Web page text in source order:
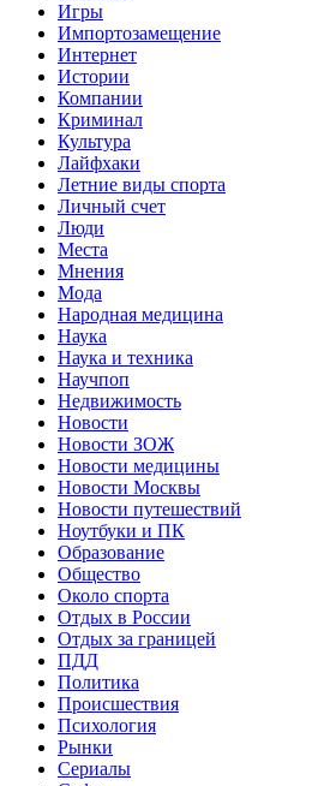
Игры
Импортозамещение
Интернет
Истории
Компании
Криминал
Культура
Лайфхаки
Летние виды спорта
Личный счет
Люди
Места
Мнения
Мода
Народная медицина
Наука
Наука и техника
Научпоп
Недвижимость
Новости
Новости ЗОЖ
Новости медицины
Новости Москвы
Новости путешествий
Ноутбуки и ПК
Образование
Общество
Около спорта
Отдых в России
Отдых за границей
ПДД
Политика
Происшествия
Психология
Рынки
Сериалы